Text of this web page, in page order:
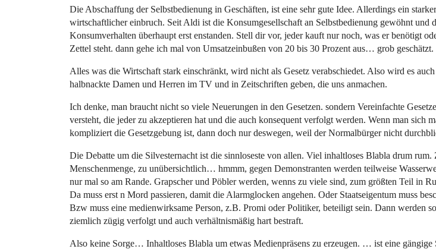
Die Abschaffung der Selbstbedienung in Geschäften, ist eine sehr gute Idee. Allerdings ein starker
wirtschaftlicher einbruch. Seit Aldi ist die Konsumgesellschaft an Selbstbedienung gewöhnt und
Konsumverhalten überhaupt erst enstanden. Stell dir vor, jeder kauft nur noch, was er benötigt
Zettel steht. dann gehe ich mal von Umsatzeinbußen von 20 bis 30 Prozent aus… grob geschätzt.
Alles was die Wirtschaft stark einschränkt, wird nicht als Gesetz verabschiedet. Also wird es
halbnackte Damen und Herren im TV und in Zeitschriften geben, die uns anmachen.
Ich denke, man braucht nicht so viele Neuerungen in den Gesetzen. sondern Vereinfachte
versteht, die jeder zu akzeptieren hat und die auch konsequent verfolgt werden. Wenn man sich
kompliziert die Gesetzgebung ist, dann doch nur deswegen, weil der Normalbürger nicht
Die Debatte um die Silvesternacht ist die sinnloseste von allen. Viel inhaltloses Blabla drum rum.
Menschenmenge, zu unübersichtlich… hmmm, gegen Demonstranten werden teilweise
nur mal so am Rande. Grapscher und Pöbler werden, wenns zu viele sind, zum größten Teil in
Da muss erst n Mord passieren, damit die Alarmglocken angehen. Oder Staatseigentum muss
Bzw muss eine medienwirksame Person, z.B. Promi oder Politiker, beteiligt sein. Dann werden
ziemlich zügig verfolgt und auch verhältnismäßig hart bestraft.
Also keine Sorge… Inhaltloses Blabla um etwas Medienpräsens zu erzeugen. … ist eine gängige